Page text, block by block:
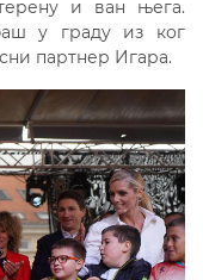
и ван њега.
у граду из ког
партнер Игара.